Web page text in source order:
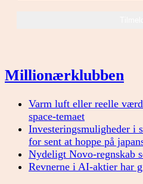
Millionærklubben
Varm luft eller reelle
space-temaet
Investeringsmuligheder i
for sent at hoppe på
Nydeligt Novo-regnskab
Revnerne i AI-aktier har